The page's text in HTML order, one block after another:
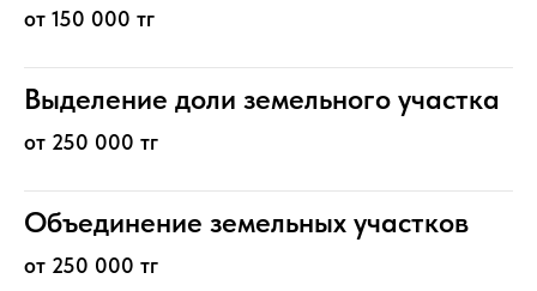
от 150 000 тг
Выделение доли земельного участка
от 250 000 тг
Объединение земельных участков
от 250 000 тг